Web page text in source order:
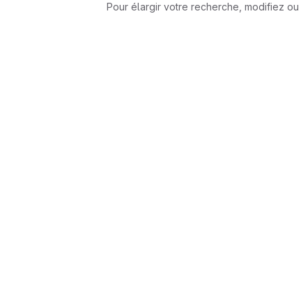
Pour élargir votre recherche, modifiez